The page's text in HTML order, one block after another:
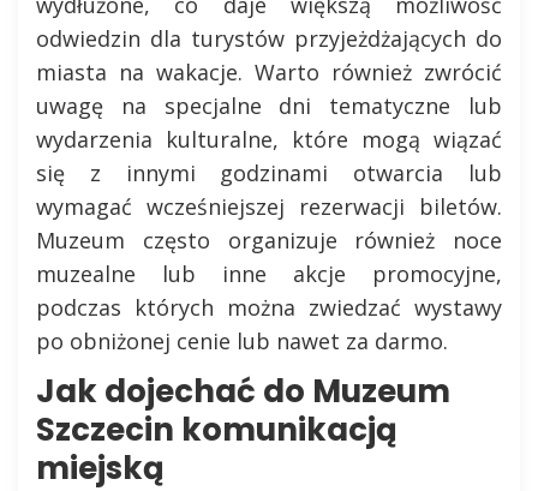
odwiedzin dla turystów przyjeżdżających do
miasta na wakacje. Warto również zwrócić
uwagę na specjalne dni tematyczne lub
wydarzenia kulturalne, które mogą wiązać
się z innymi godzinami otwarcia lub
wymagać wcześniejszej rezerwacji biletów.
Muzeum często organizuje również noce
muzealne lub inne akcje promocyjne,
podczas których można zwiedzać wystawy
po obniżonej cenie lub nawet za darmo.
Jak dojechać do Muzeum
Szczecin komunikacją
miejską